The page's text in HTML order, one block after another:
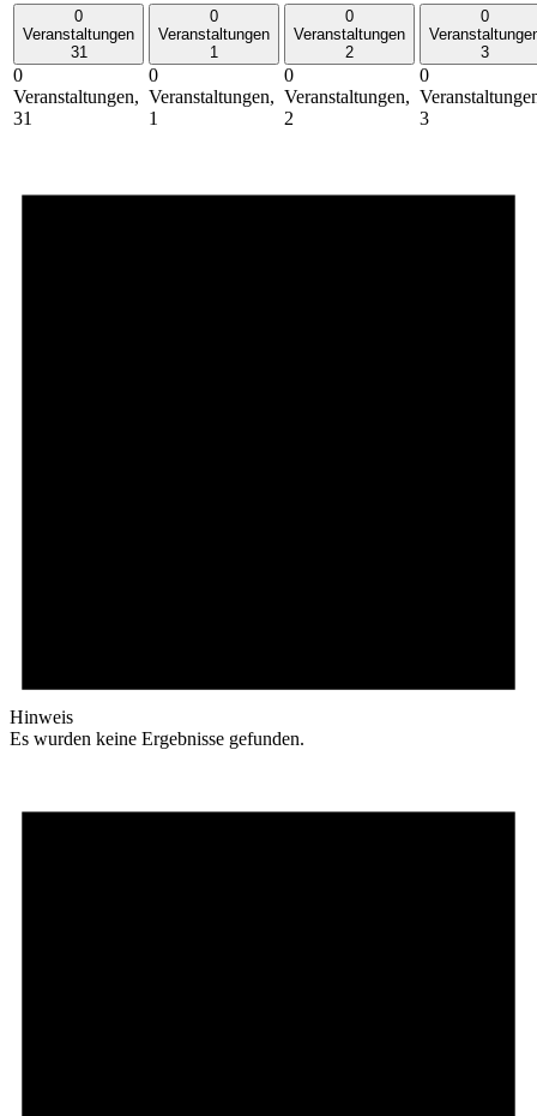
0
Veranstaltungen
31
0
Veranstaltungen,
31
0
Veranstaltungen
1
0
Veranstaltungen,
1
0
Veranstaltungen
2
0
Veranstaltungen,
2
0
3
0
3
Hinweis
Es wurden keine Ergebnisse gefunden.